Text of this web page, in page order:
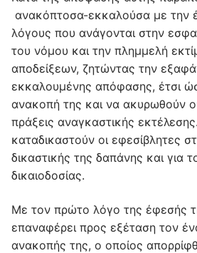
ανακόπτοσα-εκκαλούσα με την
λόγους που ανάγονται στην
του νόμου και την πλημμελή
αποδείξεων, ζητώντας την
εκκαλουμένης απόφασης, έτσι
ανακοπή της και να ακυρωθούν
πράξεις αναγκαστικής
καταδικαστούν οι εφεσίβλητες
δικαστικής της δαπάνης και για
δικαιοδοσίας.
Με τον πρώτο λόγο της έφεσής
επαναφέρει προς εξέταση τον
ανακοπής της, ο οποίος